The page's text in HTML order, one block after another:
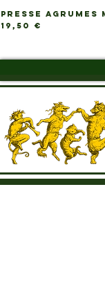
PRESSE AGRUMES
Prix
19,50 €